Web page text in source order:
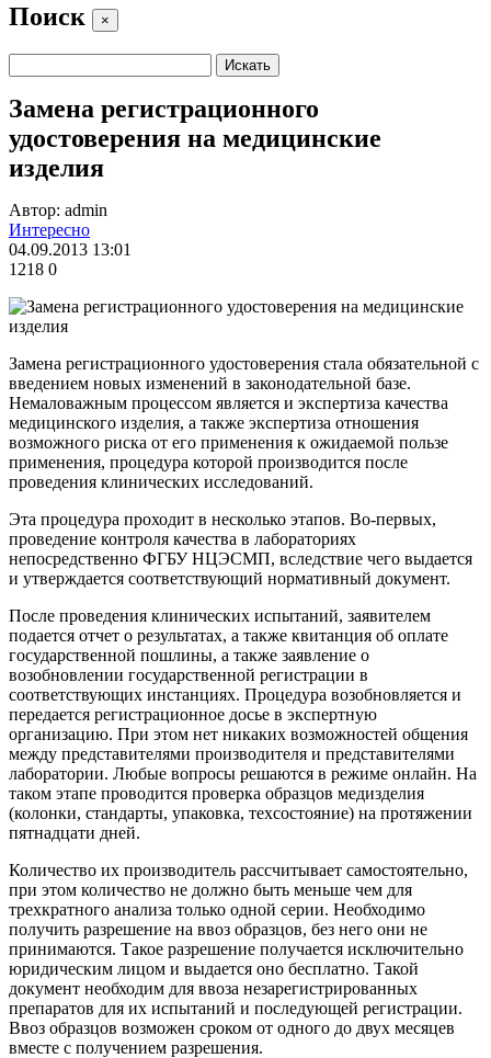
Поиск ×
Замена регистрационного
удостоверения на медицинские
изделия
Автор: admin
Интересно
04.09.2013 13:01
1218 0
Замена регистрационного удостоверения стала обязательной с
введением новых изменений в законодательной базе.
Немаловажным процессом является и экспертиза качества
медицинского изделия, а также экспертиза отношения
возможного риска от его применения к ожидаемой пользе
применения, процедура которой производится после
проведения клинических исследований.
Эта процедура проходит в несколько этапов. Во-первых,
проведение контроля качества в лабораториях
непосредственно ФГБУ НЦЭСМП, вследствие чего выдается
и утверждается соответствующий нормативный документ.
После проведения клинических испытаний, заявителем
подается отчет о результатах, а также квитанция об оплате
государственной пошлины, а также заявление о
возобновлении государственной регистрации в
соответствующих инстанциях. Процедура возобновляется и
передается регистрационное досье в экспертную
организацию. При этом нет никаких возможностей общения
между представителями производителя и представителями
лаборатории. Любые вопросы решаются в режиме онлайн. На
таком этапе проводится проверка образцов медизделия
(колонки, стандарты, упаковка, техсостояние) на протяжении
пятнадцати дней.
Количество их производитель рассчитывает самостоятельно,
при этом количество не должно быть меньше чем для
трехкратного анализа только одной серии. Необходимо
получить разрешение на ввоз образцов, без него они не
принимаются. Такое разрешение получается исключительно
юридическим лицом и выдается оно бесплатно. Такой
документ необходим для ввоза незарегистрированных
препаратов для их испытаний и последующей регистрации.
Ввоз образцов возможен сроком от одного до двух месяцев
вместе с получением разрешения.